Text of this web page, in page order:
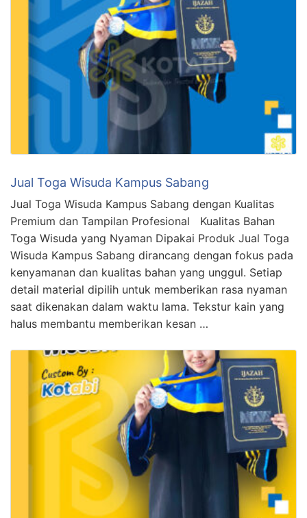
Jual Toga Wisuda Kampus Sabang
Jual Toga Wisuda Kampus Sabang dengan Kualitas
Premium dan Tampilan Profesional Kualitas Bahan
Toga Wisuda yang Nyaman Dipakai Produk Jual Toga
Wisuda Kampus Sabang dirancang dengan fokus pada
kenyamanan dan kualitas bahan yang unggul. Setiap
detail material dipilih untuk memberikan rasa nyaman
saat dikenakan dalam waktu lama. Tekstur kain yang
halus membantu memberikan kesan …